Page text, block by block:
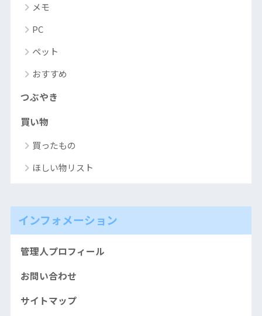
メモ
PC
ペット
おすすめ
つぶやき
買い物
買ったもの
ほしい物リスト
インフォメーション
管理人プロフィール
お問い合わせ
サイトマップ